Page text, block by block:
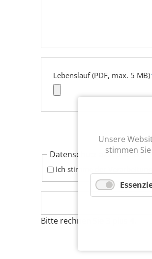
Pflichtfeld
Lebenslauf (PDF, max. 5 MB)
Pflichtfeld
Datenschutz akzeptieren*
Ich stimme der
Bitte rechnen Sie 3 plus 4.
Unsere
stimmen